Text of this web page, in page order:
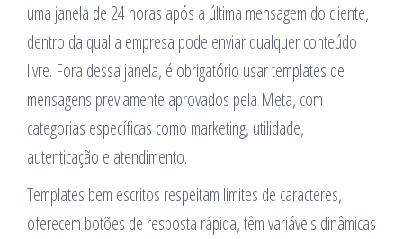
uma janela de 24 horas após a última mensagem do cliente,
dentro da qual a empresa pode enviar qualquer conteúdo
livre. Fora dessa janela, é obrigatório usar templates de
mensagens previamente aprovados pela Meta, com
categorias específicas como marketing, utilidade,
autenticação e atendimento.
Templates bem escritos respeitam limites de caracteres,
oferecem botões de resposta rápida, têm variáveis dinâmicas